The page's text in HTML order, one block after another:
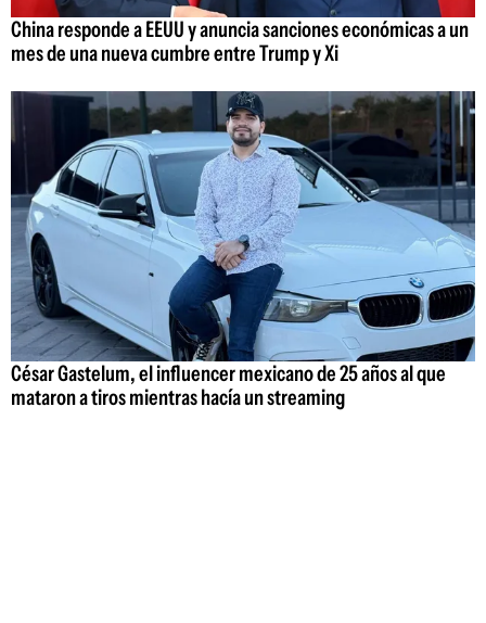
China responde a EEUU y anuncia sanciones económicas a un
mes de una nueva cumbre entre Trump y Xi
César Gastelum, el influencer mexicano de 25 años al que
mataron a tiros mientras hacía un streaming